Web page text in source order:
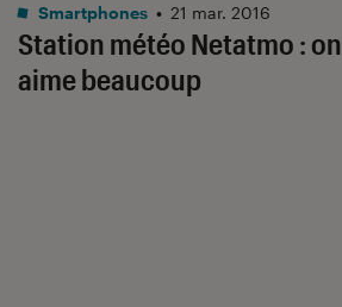
Station météo Netatmo : on
aime beaucoup
Smartphones • 21 mar. 2016